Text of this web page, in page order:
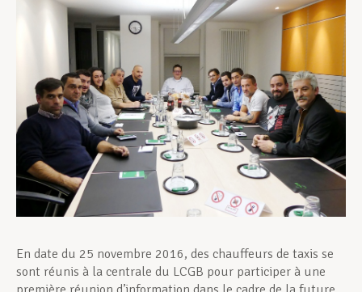
Développement professionnel
Devenir Membre
Actualités
En date du 25 novembre 2016, des chauffeurs de taxis se
sont réunis à la centrale du LCGB pour participer à une